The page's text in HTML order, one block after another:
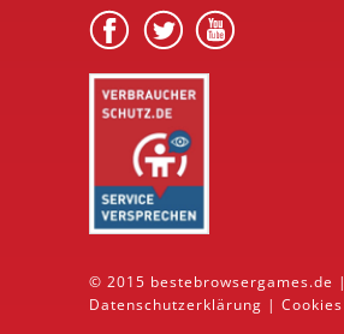
© 2015 bestebrowsergames.de |
Datenschutzerklärung | Cookies